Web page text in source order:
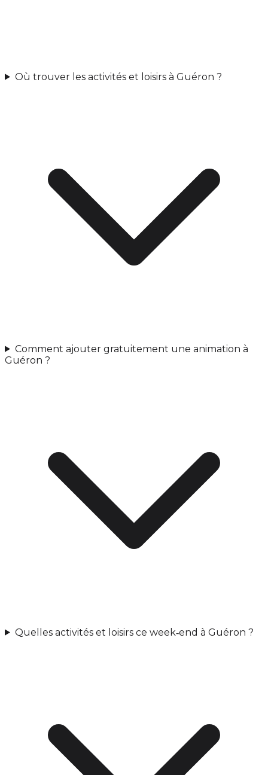
Où trouver les activités et loisirs à Guéron ?
Comment ajouter gratuitement une animation à
Guéron ?
Quelles activités et loisirs ce week‑end à Guéron ?